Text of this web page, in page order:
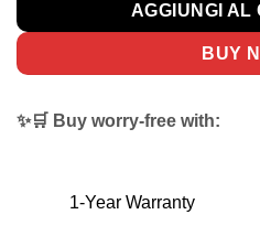
AGGIUNGI AL
BUY
✨🛒 Buy worry-free with:
1-Year Warranty